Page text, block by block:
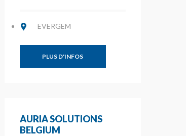
EVERGEM
PLUS D'INFOS
AURIA SOLUTIONS
BELGIUM